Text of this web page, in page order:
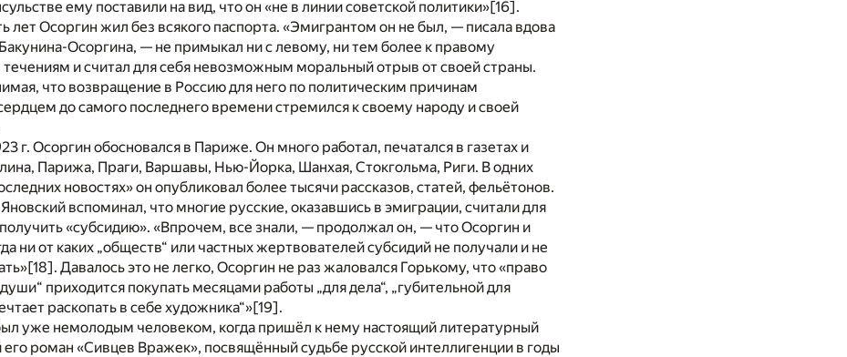
ему поставили на вид, что он «не в линии советской политики»[16].
лет Осоргин жил без всякого паспорта. «Эмигрантом он не был, — писала вдова
Осоргина, — не примыкал ни с левому, ни тем более к правому
и считал для себя невозможным моральный отрыв от своей страны.
что возвращение в Россию для него по политическим причинам
до самого последнего времени стремился к своему народу и своей
г. Осоргин обосновался в Париже. Он много работал, печатался в газетах и
Парижа, Праги, Варшавы, Нью-Йорка, Шанхая, Стокгольма, Риги. В одних
новостях» он опубликовал более тысячи рассказов, статей, фельётонов.
вспоминал, что многие русские, оказавшись в эмиграции, считали для
«субсидию». «Впрочем, все знали, — продолжал он, — что Осоргин и
ни от каких „обществ“ или частных жертвователей субсидий не получали и не
[18]. Давалось это не легко, Осоргин не раз жаловался Горькому, что «право
приходится покупать месяцами работы „для дела“, „губительной для
раскопать в себе художника“»[19].
уже немолодым человеком, когда пришёл к нему настоящий литературный
роман «Сивцев Вражек», посвящённый судьбе русской интеллигенции в годы